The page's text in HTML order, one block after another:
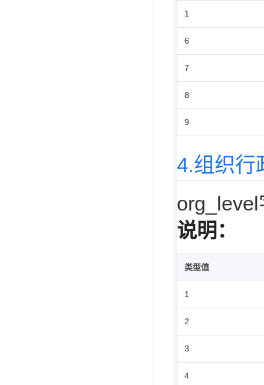
1
6
7
8
9
4.组织行
说明：
类型值
1
2
3
4